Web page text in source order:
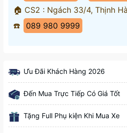
🏠 CS2 : Ngách 33/4, Thịnh
☎️
089 980 9999
Ưu Đãi Khách Hàng 2026
Đến Mua Trực Tiếp Có Giá Tốt
Tặng Full Phụ kiện Khi Mua Xe